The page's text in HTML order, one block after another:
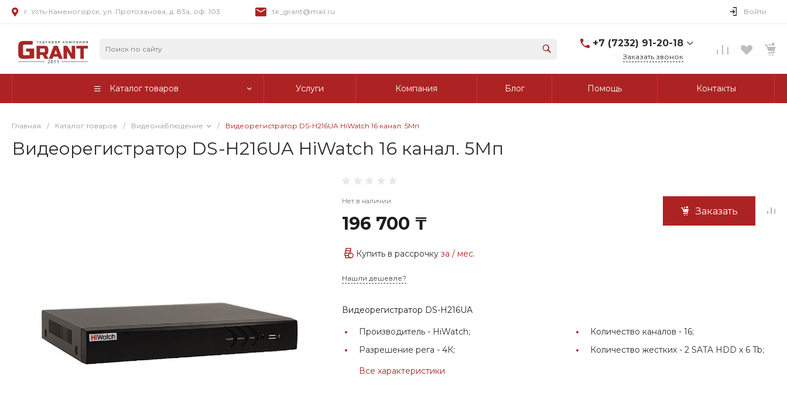
г. Усть-Каменогорск, ул. Протозанова, д. 83а, оф. 103 tk_grant@mail.ru Войти
+7 (7232) 91-20-18
г. Усть-Каменогорск, ул.
Заказать звонок
Каталог товаров Услуги Компания Блог Помощь Контакты
Главная / Каталог товаров / Видеонаблюдение / Видеорегистратор DS-H216UA HiWatch 16 канал. 5Мп
Видеорегистратор DS-H216UA HiWatch 16 канал. 5Мп
Нет в наличии
196 700 ₸
Заказать
Купить в рассрочкуза/ мес.
Нашли дешевле?
Видеорегистратор DS-H216UA
Производитель - HiWatch; Количество каналов -16;
Разрешение рега -4К; Количество жестких -2 SATA HDD x 6 Tb;
Все характеристики